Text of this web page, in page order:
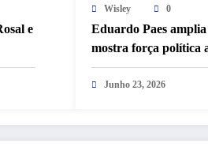
e
Wisley 0
Eduardo Paes
mostra força política
e ex-prefeitos: a arte
campanha
Junho 23, 2026